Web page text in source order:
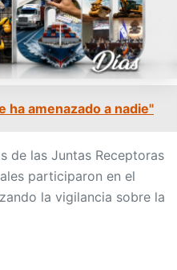
ha amenazado a nadie"
de las Juntas Receptoras
participaron en el
la vigilancia sobre la